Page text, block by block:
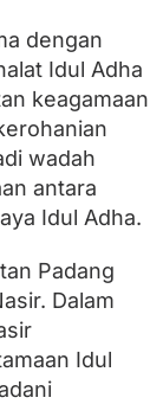
dengan
Idul Adha
keagamaan
wadah
antara
Idul Adha.
Padang
Dalam
Idul